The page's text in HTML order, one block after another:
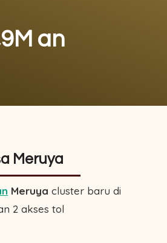
an
Meruya
Meruyacluster baru di
2 akses tol